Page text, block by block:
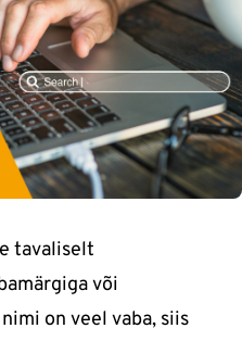
tavaliselt
või
on veel vaba, siis